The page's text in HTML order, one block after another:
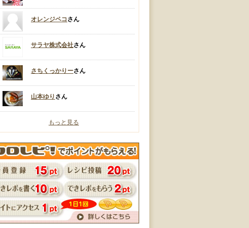
オレンジペコさん
サラヤ株式会社さん
さちくっかりーさん
山本ゆり さん
もっと見る